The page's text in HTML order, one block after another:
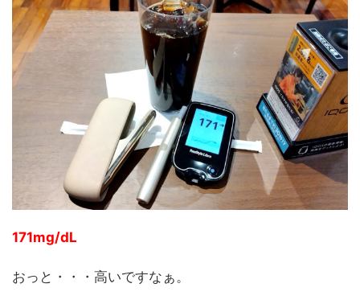
171mg/dL
おっと・・・高いですなぁ。